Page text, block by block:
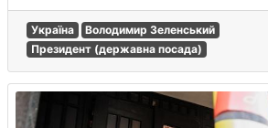
Україна
Володимир Зеленський
Президент (державна посада)